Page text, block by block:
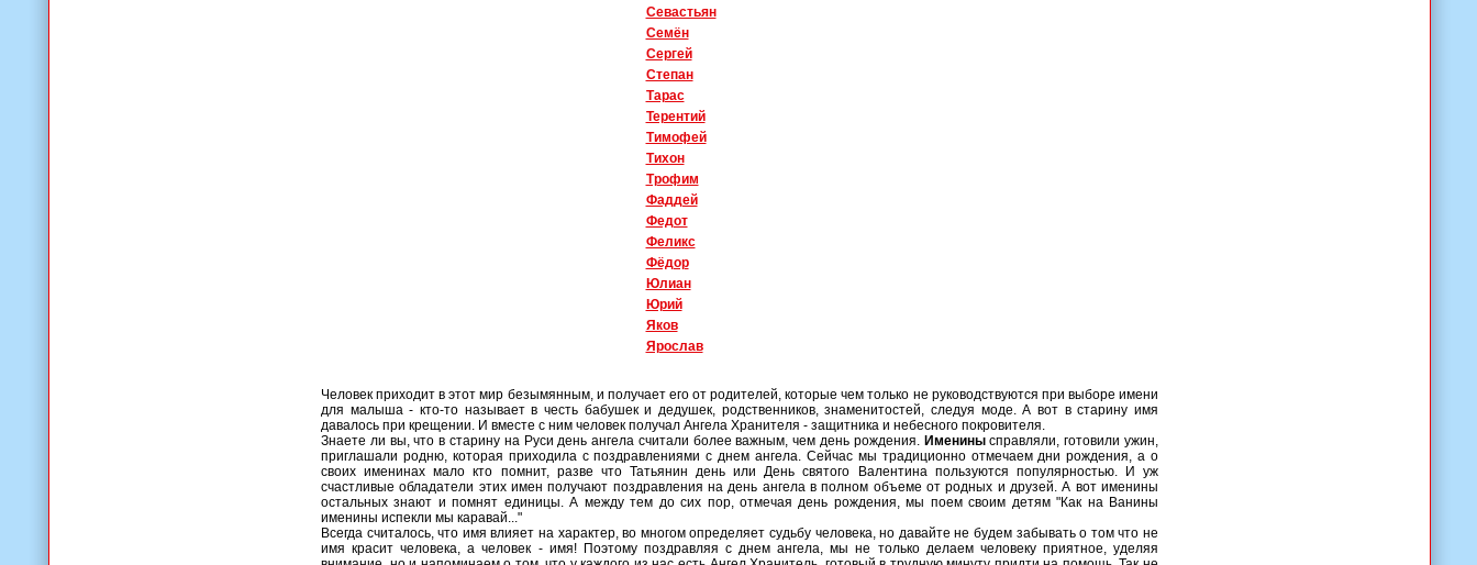
Севастьян
Семён
Сергей
Степан
Тарас
Терентий
Тимофей
Тихон
Трофим
Фаддей
Федот
Феликс
Фёдор
Юлиан
Юрий
Яков
Ярослав
Человек приходит в этот мир безымянным, и получает его от родителей, которые чем только не руководствуются при выборе имени
для малыша - кто-то называет в честь бабушек и дедушек, родственников, знаменитостей, следуя моде. А вот в старину имя
давалось при крещении. И вместе с ним человек получал Ангела Хранителя - защитника и небесного покровителя.
Знаете ли вы, что в старину на Руси день ангела считали более важным, чем день рождения. Именинысправляли, готовили ужин,
приглашали родню, которая приходила с поздравлениями с днем ангела. Сейчас мы традиционно отмечаем дни рождения, а о
своих именинах мало кто помнит, разве что Татьянин день или День святого Валентина пользуются популярностью. И уж
счастливые обладатели этих имен получают поздравления на день ангела в полном объеме от родных и друзей. А вот именины
остальных знают и помнят единицы. А между тем до сих пор, отмечая день рождения, мы поем своим детям "Как на Ванины
именины испекли мы каравай..."
Всегда считалось, что имя влияет на характер, во многом определяет судьбу человека, но давайте не будем забывать о том что не
имя красит человека, а человек - имя! Поэтому поздравляя с днем ангела, мы не только делаем человеку приятное, уделяя